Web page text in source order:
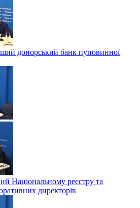
донорський банк пуповинної
Національному реєстру та
директорів